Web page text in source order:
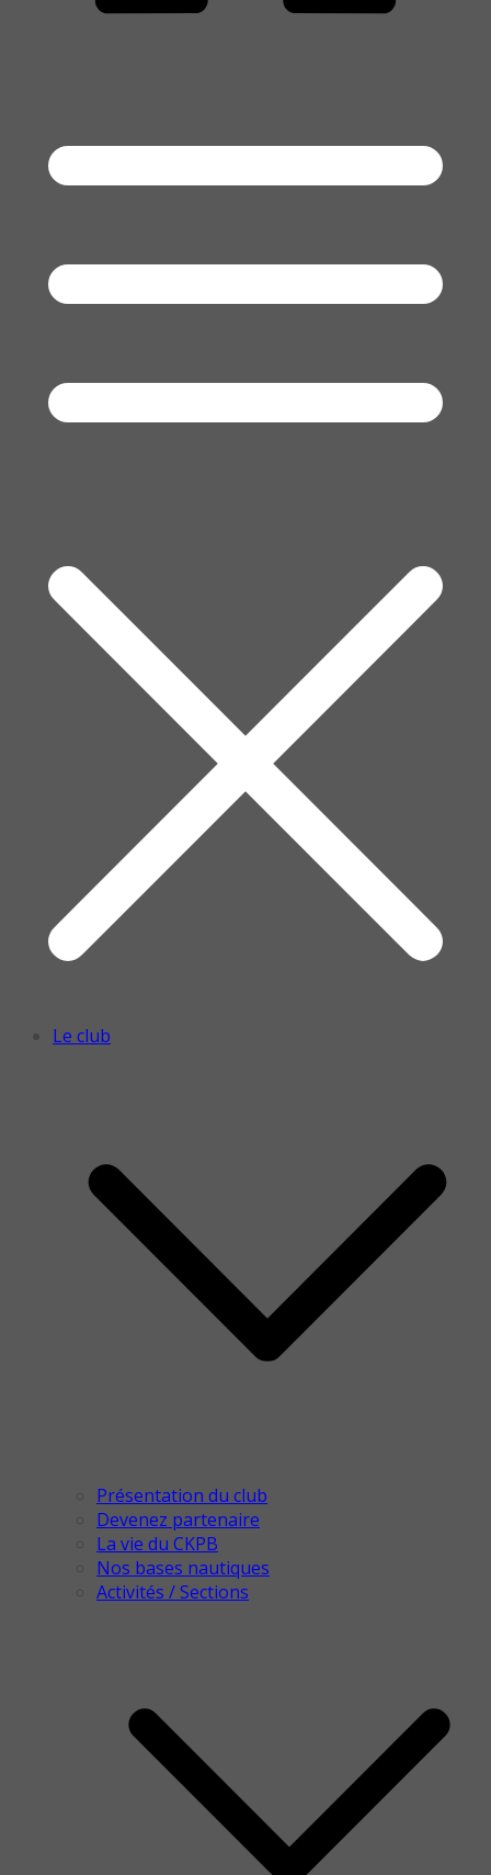
Le club
Présentation du club
Devenez partenaire
La vie du CKPB
Nos bases nautiques
Activités / Sections